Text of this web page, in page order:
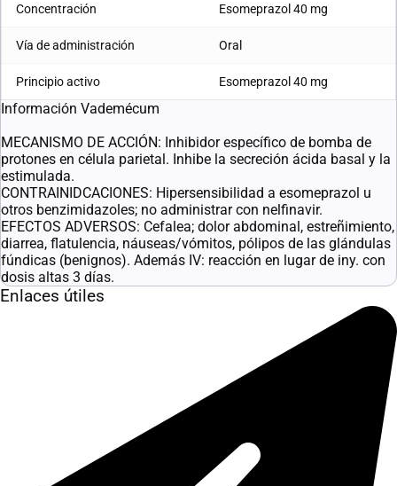
Concentración Esomeprazol 40 mg
Vía de administración Oral
Principio activo Esomeprazol 40 mg
Información Vademécum
MECANISMO DE ACCIÓN: Inhibidor específico de bomba de
protones en célula parietal. Inhibe la secreción ácida basal y la
estimulada.
CONTRAINIDCACIONES: Hipersensibilidad a esomeprazol u
otros benzimidazoles; no administrar con nelfinavir.
EFECTOS ADVERSOS: Cefalea; dolor abdominal, estreñimiento,
diarrea, flatulencia, náuseas/vómitos, pólipos de las glándulas
fúndicas (benignos). Además IV: reacción en lugar de iny. con
dosis altas 3 días.
Enlaces útiles